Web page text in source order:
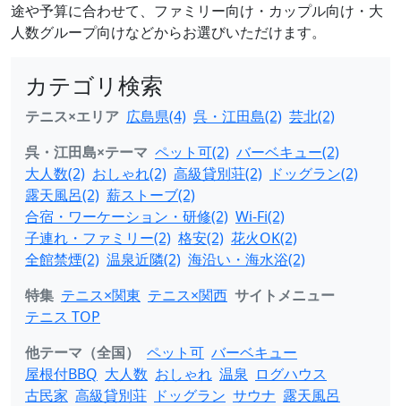
途や予算に合わせて、ファミリー向け・カップル向け・大
人数グループ向けなどからお選びいただけます。
カテゴリ検索
テニス×エリア 広島県(4) 呉・江田島(2) 芸北(2)
呉・江田島×テーマ ペット可(2) バーベキュー(2)
大人数(2) おしゃれ(2) 高級貸別荘(2) ドッグラン(2)
露天風呂(2) 薪ストーブ(2)
合宿・ワーケーション・研修(2) Wi-Fi(2)
子連れ・ファミリー(2) 格安(2) 花火OK(2)
全館禁煙(2) 温泉近隣(2) 海沿い・海水浴(2)
特集 テニス×関東 テニス×関西 サイトメニュー
テニス TOP
他テーマ（全国）
ペット可 バーベキュー
屋根付BBQ 大人数 おしゃれ 温泉 ログハウス
古民家 高級貸別荘 ドッグラン サウナ 露天風呂